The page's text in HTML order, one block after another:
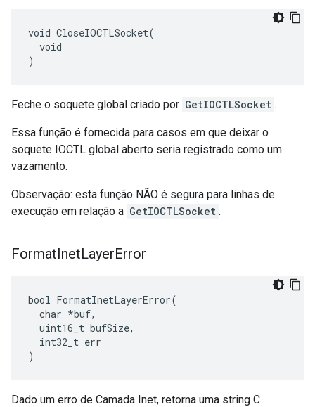
void CloseIOCTLSocket(
  void
)
Feche o soquete global criado por GetIOCTLSocket .
Essa função é fornecida para casos em que deixar o
soquete IOCTL global aberto seria registrado como um
vazamento.
Observação: esta função NÃO é segura para linhas de
execução em relação a GetIOCTLSocket .
FormatInetLayerError
bool FormatInetLayerError(
  char *buf,
  uint16_t bufSize,
  int32_t err
)
Dado um erro de Camada Inet, retorna uma string C